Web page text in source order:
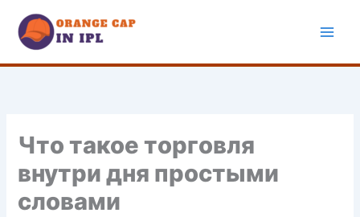
content
Что такое торговля
внутри дня простыми
словами